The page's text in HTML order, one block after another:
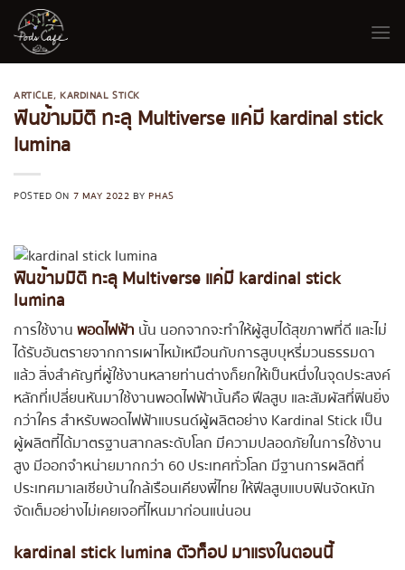
Skip
content
ARTICLE,KARDINAL STICK
ฟินข้ามมิติ ทะลุ Multiverse แค่มี kardinal stick
lumina
POSTED ON 7 MAY 2022 BYPHAS
ฟินข้ามมิติ ทะลุ Multiverse แค่มี kardinal stick
lumina
การใช้งานพอดไฟฟ้า นั้น นอกจากจะทำให้ผู้สูบได้สุขภาพที่ดี และไม่
ได้รับอันตรายจากการเผาไหม้เหมือนกับการสูบบุหรี่มวนธรรมดา
แล้ว สิ่งสำคัญที่ผู้ใช้งานหลายท่านต่างก็ยกให้เป็นหนึ่งในจุดประสงค์
หลักที่เปลี่ยนหันมาใช้งานพอดไฟฟ้านั้นคือ ฟีลสูบ และสัมผัสที่ฟินยิ่ง
กว่าใคร สำหรับพอดไฟฟ้าแบรนด์ผู้ผลิตอย่าง Kardinal Stick เป็น
ผู้ผลิตที่ได้มาตรฐานสากลระดับโลก มีความปลอดภัยในการใช้งาน
สูง มีออกจำหน่ายมากกว่า 60 ประเทศทั่วโลก มีฐานการผลิตที่
ประเทศมาเลเซียบ้านใกล้เรือนเคียงพี่ไทย ให้ฟีลสูบแบบฟินจัดหนัก
จัดเต็มอย่างไม่เคยเจอที่ไหนมาก่อนแน่นอน
kardinal stick lumina ตัวท็อป มาแรงในตอนนี้